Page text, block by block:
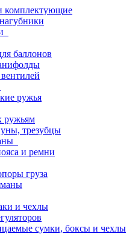
комплектующие
баллонов
ружья
ружьям
трезубцы
и ремни
груза
и чехлы
сумки, боксы и чехлы